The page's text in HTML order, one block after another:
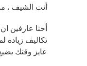
أنت الشيف ،
أحنا عارفين
تكاليف
عايز وقتك